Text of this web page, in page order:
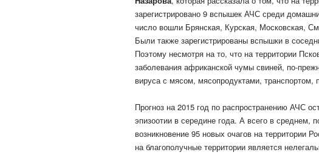
зарегистрировано 9 вспышек АЧС среди
число вошли Брянская, Курская, Московская,
Были также зарегистрированы вспышки в
Поэтому несмотря на то, что на территории
заболевания африканской чумы свиней, по-
вируса с мясом, мясопродуктами, транспортом,
Прогноз на 2015 год по распространению АЧС
эпизоотии в середине года. А всего в среднем,
возникновение 95 новых очагов на территории
на благополучные территории является